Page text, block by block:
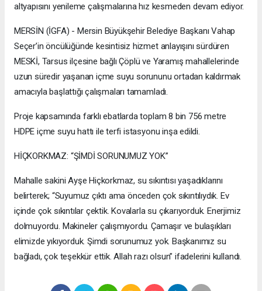
altyapısını yenileme çalışmalarına hız kesmeden devam ediyor.
MERSİN (İGFA) - Mersin Büyükşehir Belediye Başkanı Vahap
Seçer’in öncülüğünde kesintisiz hizmet anlayışını sürdüren
MESKİ, Tarsus ilçesine bağlı Çöplü ve Yaramış mahallelerinde
uzun süredir yaşanan içme suyu sorununu ortadan kaldırmak
amacıyla başlattığı çalışmaları tamamladı.
Proje kapsamında farklı ebatlarda toplam 8 bin 756 metre
HDPE içme suyu hattı ile terfi istasyonu inşa edildi.
HİÇKORKMAZ: “ŞİMDİ SORUNUMUZ YOK”
Mahalle sakini Ayşe Hiçkorkmaz, su sıkıntısı yaşadıklarını
belirterek; “Suyumuz çıktı ama önceden çok sıkıntılıydık. Ev
içinde çok sıkıntılar çektik. Kovalarla su çıkarıyorduk. Enerjimiz
dolmuyordu. Makineler çalışmıyordu. Çamaşır ve bulaşıkları
elimizde yıkıyorduk. Şimdi sorunumuz yok. Başkanımız su
bağladı, çok teşekkür ettik. Allah razı olsun” ifadelerini kullandı.